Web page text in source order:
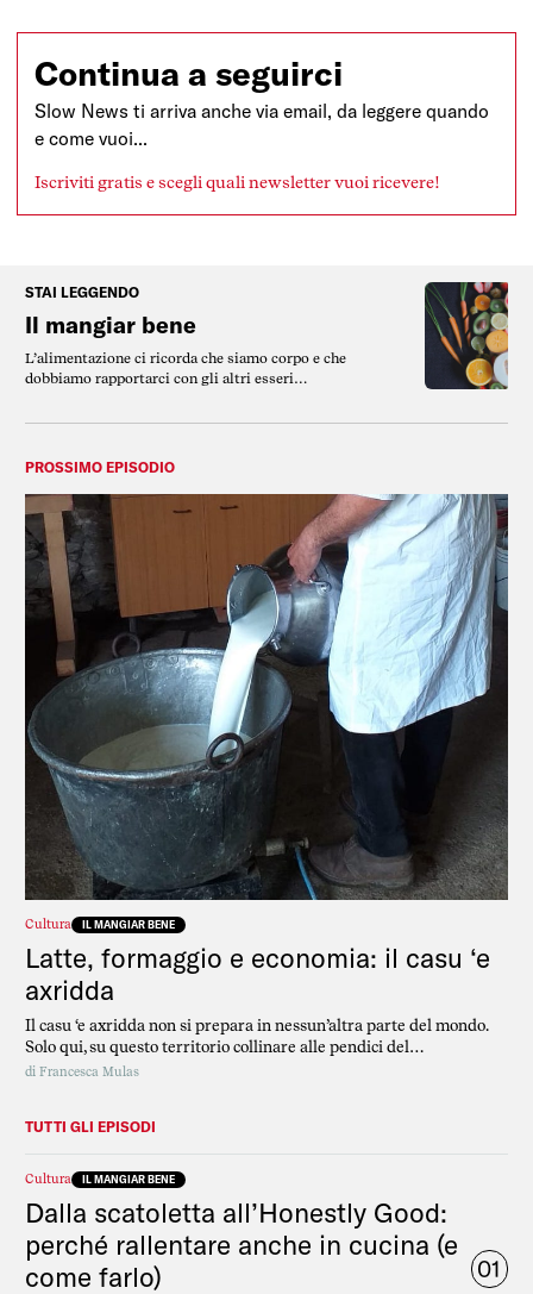
Continua a seguirci
Slow News ti arriva anche via email, da leggere quando
e come vuoi...
Iscriviti gratis e scegli quali newsletter vuoi ricevere!
STAI LEGGENDO
Il mangiar bene
L’alimentazione ci ricorda che siamo corpo e che
dobbiamo rapportarci con gli altri esseri
PROSSIMO EPISODIO
Cultura IL MANGIAR BENE
Latte, formaggio e economia: il casu ‘e
axridda
Il casu ‘e axridda non si prepara in nessun’altra parte del mondo.
Solo qui, su questo territorio collinare alle pendici del
Gennargentu, in Sardegna.
di Francesca Mulas
TUTTI GLI EPISODI
Cultura IL MANGIAR BENE
Dalla scatoletta all’Honestly Good:
perché rallentare anche in cucina (e
come farlo)
01